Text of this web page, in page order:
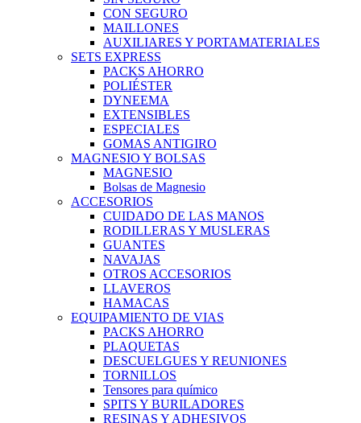
CON SEGURO
MAILLONES
AUXILIARES Y PORTAMATERIALES
SETS EXPRESS
PACKS AHORRO
POLIÉSTER
DYNEEMA
EXTENSIBLES
ESPECIALES
GOMAS ANTIGIRO
MAGNESIO Y BOLSAS
MAGNESIO
Bolsas de Magnesio
ACCESORIOS
CUIDADO DE LAS MANOS
RODILLERAS Y MUSLERAS
GUANTES
NAVAJAS
OTROS ACCESORIOS
LLAVEROS
HAMACAS
EQUIPAMIENTO DE VIAS
PACKS AHORRO
PLAQUETAS
DESCUELGUES Y REUNIONES
TORNILLOS
Tensores para químico
SPITS Y BURILADORES
RESINAS Y ADHESIVOS